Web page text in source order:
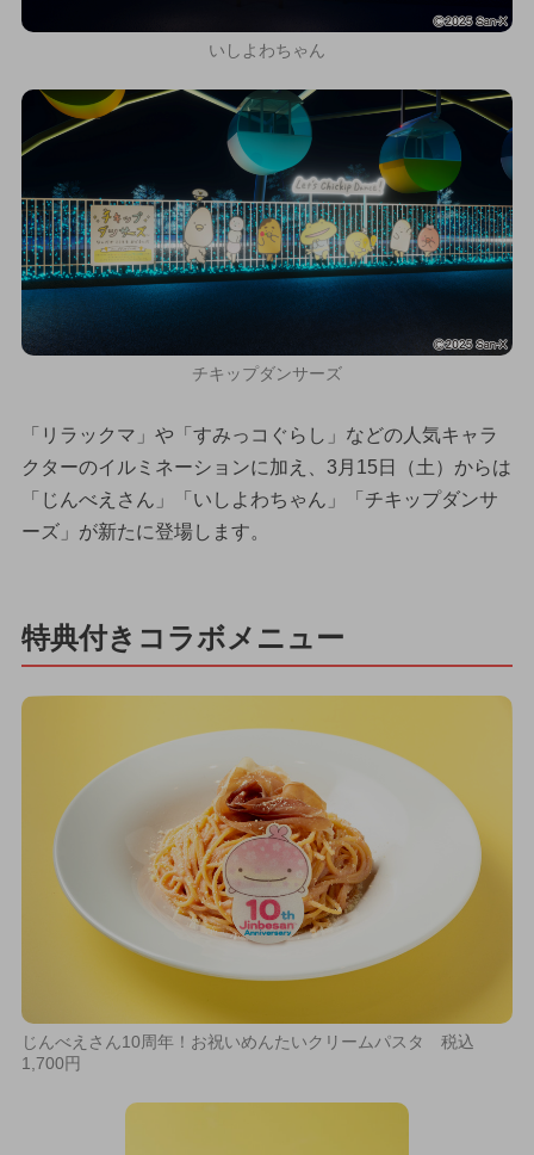
いしよわちゃん
チキップダンサーズ
「リラックマ」や「すみっコぐらし」などの人気キャラ
クターのイルミネーションに加え、3月15日（土）からは
「じんべえさん」「いしよわちゃん」「チキップダンサ
ーズ」が新たに登場します。
特典付きコラボメニュー
じんべえさん10周年！お祝いめんたいクリームパスタ 税込
1,700円